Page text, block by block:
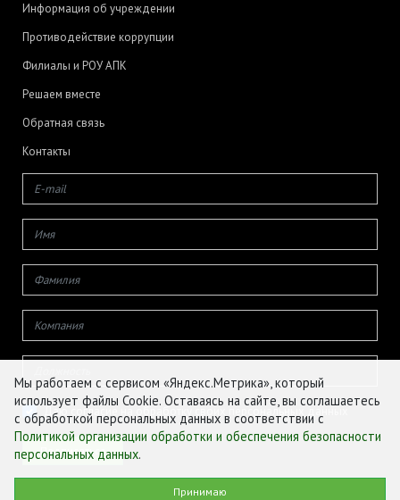
Информация об учреждении
Противодействие коррупции
Филиалы и РОУ АПК
Решаем вместе
Обратная связь
Контакты
Даю согласие на обработку своих персональных данных
© ФГБУ «ЦЕНТР АГРОАНАЛИТИКИ», 2026
Мы работаем с сервисом «Яндекс.Метрика», который
использует файлы Cookie. Оставаясь на сайте, вы соглашаетесь
с обработкой персональных данных в соответствии с
Политикой организации обработки и обеспечения безопасности
персональных данных.
Принимаю